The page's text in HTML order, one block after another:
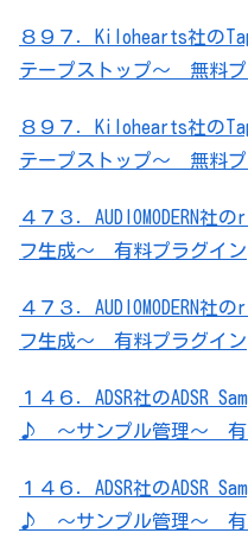
８９７．Kilohearts社の
テープストップ～ 無料プ
８９７．Kilohearts社の
テープストップ～ 無料プ
４７３．AUDIOMODERN
フ生成～ 有料プラグイン
４７３．AUDIOMODERN
フ生成～ 有料プラグイン
１４６．ADSR社のADSR
♪ ～サンプル管理～ 有
１４６．ADSR社のADSR
♪ ～サンプル管理～ 有